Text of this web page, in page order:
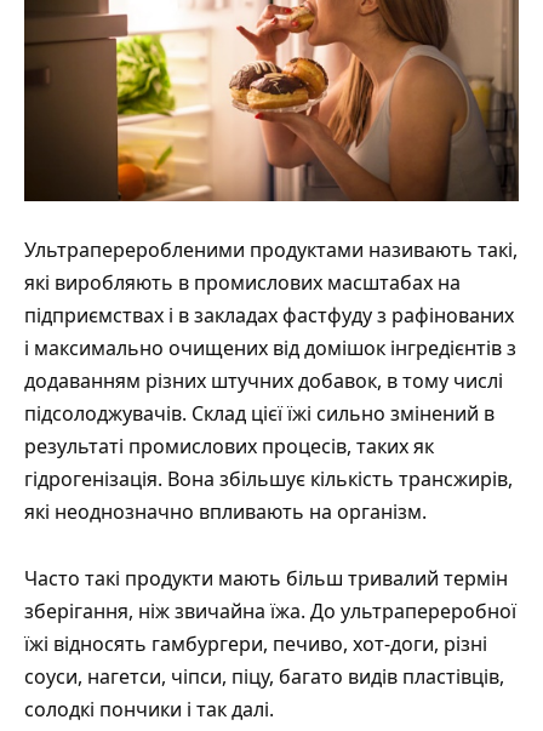
Ультрапереробленими продуктами називають такі,
які виробляють в промислових масштабах на
підприємствах і в закладах фастфуду з рафінованих
і максимально очищених від домішок інгредієнтів з
додаванням різних штучних добавок, в тому числі
підсолоджувачів. Склад цієї їжі сильно змінений в
результаті промислових процесів, таких як
гідрогенізація. Вона збільшує кількість трансжирів,
які неоднозначно впливають на організм.
Часто такі продукти мають більш тривалий термін
зберігання, ніж звичайна їжа. До ультрапереробної
їжі відносять гамбургери, печиво, хот-доги, різні
соуси, нагетси, чіпси, піцу, багато видів пластівців,
солодкі пончики і так далі.